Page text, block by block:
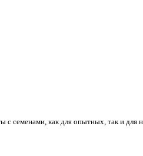
семенами, как для опытных, так и для